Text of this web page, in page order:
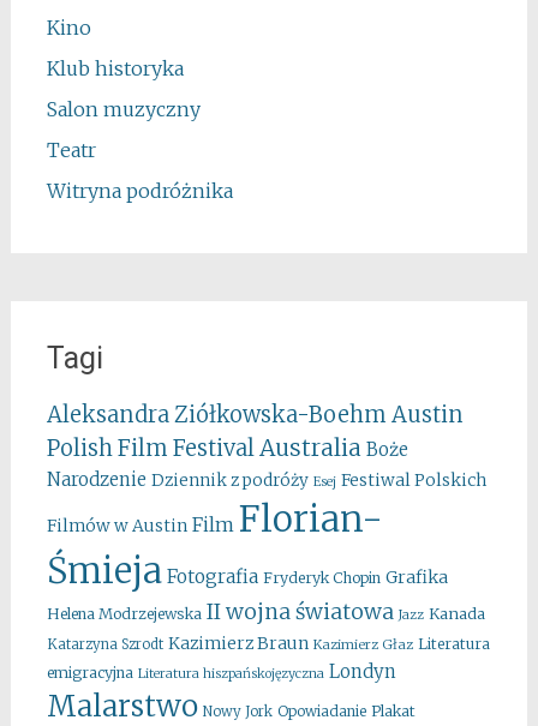
Kino
Klub historyka
Salon muzyczny
Teatr
Witryna podróżnika
Tagi
Aleksandra Ziółkowska-Boehm Austin
Polish Film FestivalAustralia Boże
Narodzenie Dziennik z podróży Esej Festiwal Polskich
Filmów w Austin Film Florian-
Śmieja Fotografia Fryderyk Chopin Grafika
Helena Modrzejewska II wojna światowa Jazz Kanada
Katarzyna Szrodt Kazimierz Braun Kazimierz Głaz Literatura
emigracyjna Literatura hiszpańskojęzyczna Londyn
Malarstwo Nowy Jork Opowiadanie Plakat